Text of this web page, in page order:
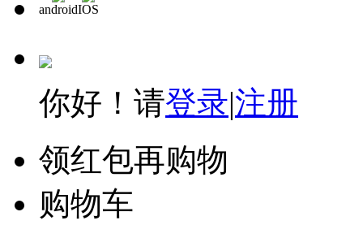
androidIOS
你好！请登录|注册
领红包再购物
购物车